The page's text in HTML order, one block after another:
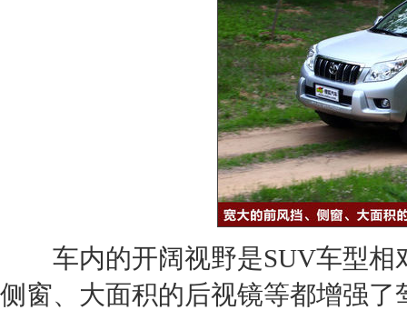
车内的开阔视野是SUV车型相
侧窗、大面积的后视镜等都增强